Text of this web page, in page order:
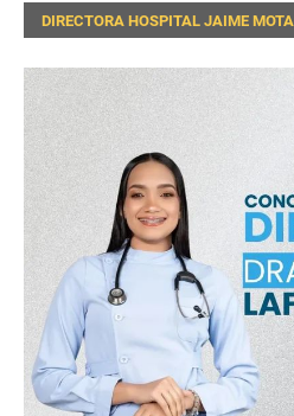
DIRECTORA HOSPITAL JAIME MOTA